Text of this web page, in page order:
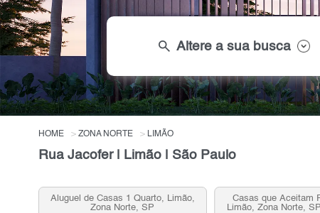
search Altere a sua busca
HOME ZONA NORTE LIMÃO
Rua Jacofer | Limão | São Paulo
Aluguel de Casas 1 Quarto, Limão,
Zona Norte, SP
Casas que Aceitam
Limão, Zona Norte,